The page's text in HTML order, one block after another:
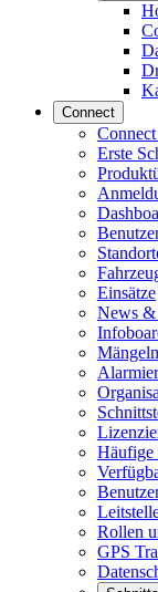
Connect
Erste
Einsätze
News &
Häufige
Rollen
GPS